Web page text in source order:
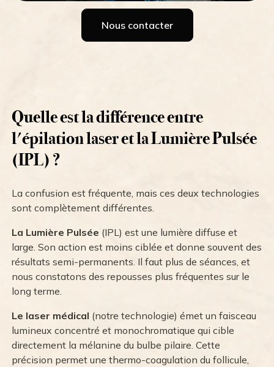
Nous contacter
Quelle est la différence entre
l'épilation laser et la Lumière Pulsée
(IPL) ?
La confusion est fréquente, mais ces deux technologies
sont complètement différentes.
La Lumière Pulsée (IPL) est une lumière diffuse et
large. Son action est moins ciblée et donne souvent des
résultats semi-permanents. Il faut plus de séances, et
nous constatons des repousses plus fréquentes sur le
long terme.
Le laser médical (notre technologie) émet un faisceau
lumineux concentré et monochromatique qui cible
directement la mélanine du bulbe pilaire. Cette
précision permet une thermo-coagulation du follicule,